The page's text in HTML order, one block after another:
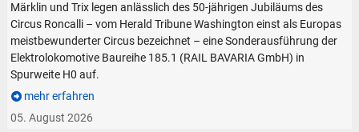
Märklin und Trix legen anlässlich des 50-jährigen Jubiläums des
Circus Roncalli – vom Herald Tribune Washington einst als Europas
meistbewunderter Circus bezeichnet – eine Sonderausführung der
Elektrolokomotive Baureihe 185.1 (RAIL BAVARIA GmbH) in
Spurweite H0 auf.
mehr erfahren
05. August 2026